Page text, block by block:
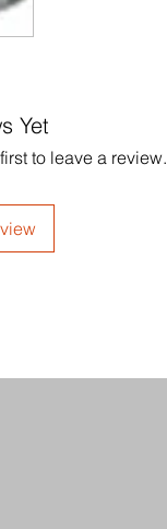
Yet
to leave a review.